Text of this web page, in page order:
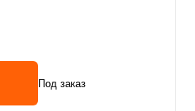
Под заказ